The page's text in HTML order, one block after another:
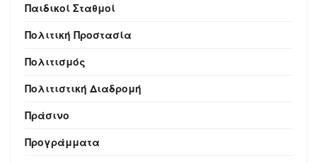
Παιδικοί Σταθμοί
Πολιτική Προστασία
Πολιτισμός
Πολιτιστική Διαδρομή
Πράσινο
Προγράμματα